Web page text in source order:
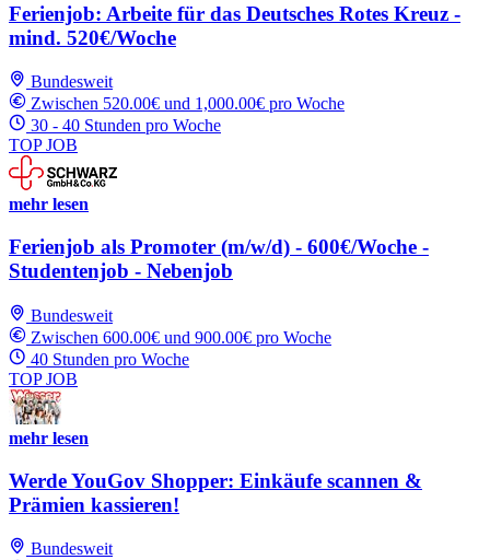
Ferienjob: Arbeite für das Deutsches Rotes Kreuz -
mind. 520€/Woche
Bundesweit
Zwischen 520.00€ und 1,000.00€ pro Woche
30 - 40 Stunden pro Woche
TOP JOB
mehr lesen
Ferienjob als Promoter (m/w/d) - 600€/Woche -
Studentenjob - Nebenjob
Bundesweit
Zwischen 600.00€ und 900.00€ pro Woche
40 Stunden pro Woche
TOP JOB
mehr lesen
Werde YouGov Shopper: Einkäufe scannen &
Prämien kassieren!
Bundesweit